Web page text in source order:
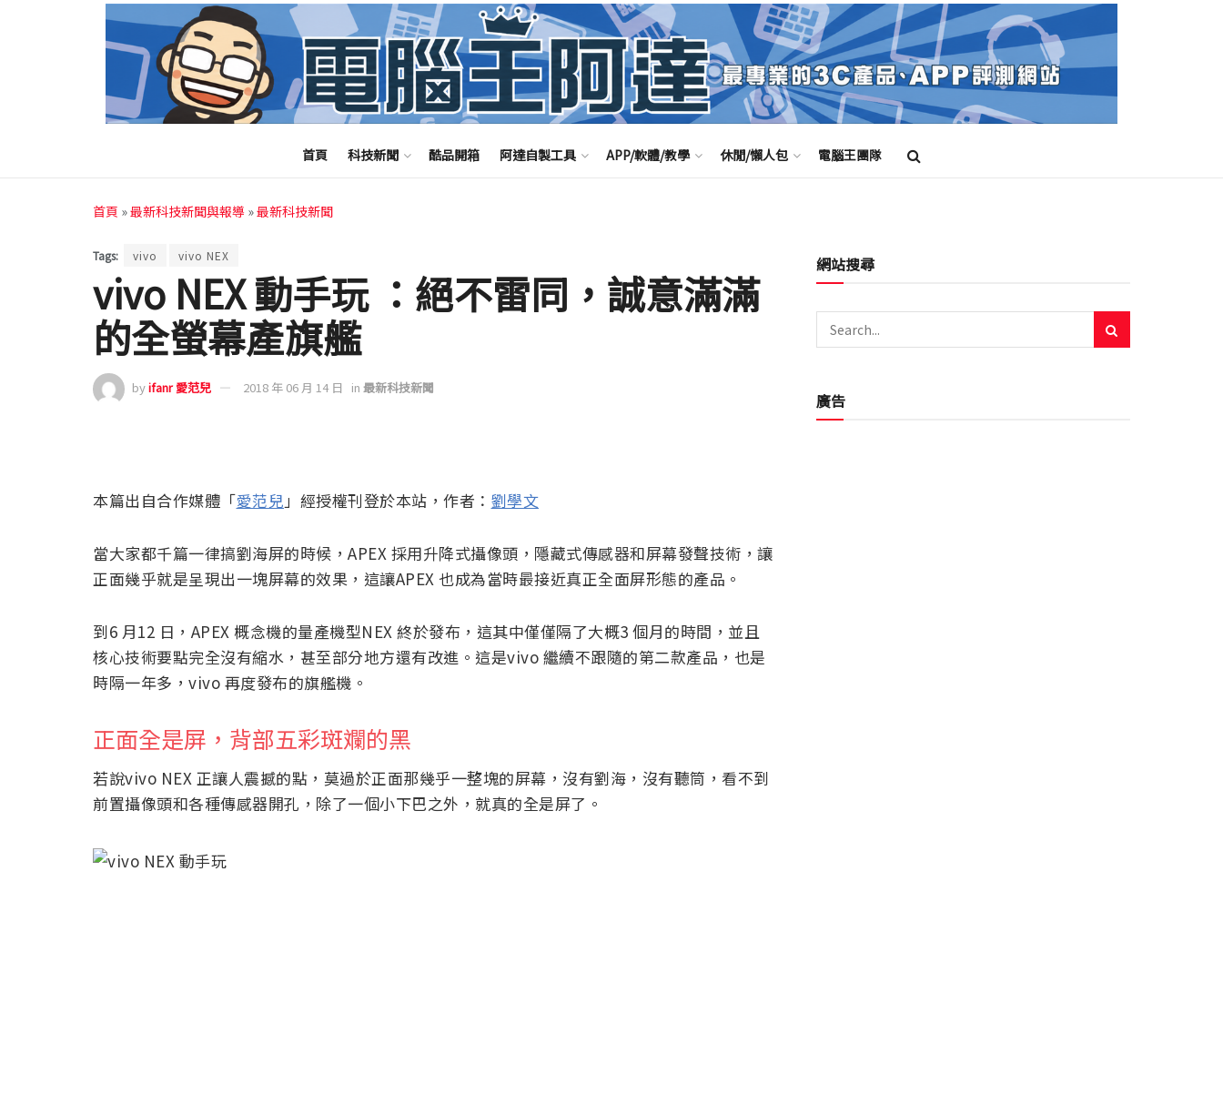
首頁 科技新聞 酷品開箱 阿達自製工具 APP/軟體/教學 休閒/懶人包 電腦王團隊
首頁 »最新科技新聞與報導 »最新科技新聞
Tags: vivo vivo NEX
vivo NEX 動手玩 ：絕不雷同，誠意滿滿
的全螢幕產旗艦
byifanr 愛范兒 2018 年 06 月 14 日 in 最新科技新聞
本篇出自合作媒體「愛范兒」經授權刊登於本站，作者： 劉學文
當大家都千篇一律搞劉海屏的時候，APEX 採用升降式攝像頭，隱藏式傳感器和屏幕發聲技術，讓
正面幾乎就是呈現出一塊屏幕的效果，這讓APEX 也成為當時最接近真正全面屏形態的產品。
到6 月12 日，APEX 概念機的量產機型NEX 終於發布，這其中僅僅隔了大概3 個月的時間，並且
核心技術要點完全沒有縮水，甚至部分地方還有改進。這是vivo 繼續不跟隨的第二款產品，也是
時隔一年多，vivo 再度發布的旗艦機。
正面全是屏，背部五彩斑斕的黑
若說vivo NEX 正讓人震撼的點，莫過於正面那幾乎一整塊的屏幕，沒有劉海，沒有聽筒，看不到
前置攝像頭和各種傳感器開孔，除了一個小下巴之外，就真的全是屏了。
網站搜尋
廣告